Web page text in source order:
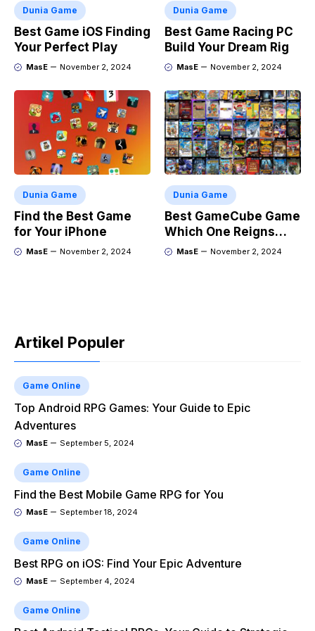
Dunia Game
Best Game iOS Finding
Your Perfect Play
MasE November 2, 2024
Dunia Game
Best Game Racing PC
Build Your Dream Rig
MasE November 2, 2024
Dunia Game
Find the Best Game
for Your iPhone
MasE November 2, 2024
Dunia Game
Best GameCube Game
Which One Reigns
Supreme?
MasE November 2, 2024
Artikel Populer
Game Online
Top Android RPG Games: Your Guide to Epic
Adventures
MasE September 5, 2024
Game Online
Find the Best Mobile Game RPG for You
MasE September 18, 2024
Game Online
Best RPG on iOS: Find Your Epic Adventure
MasE September 4, 2024
Game Online